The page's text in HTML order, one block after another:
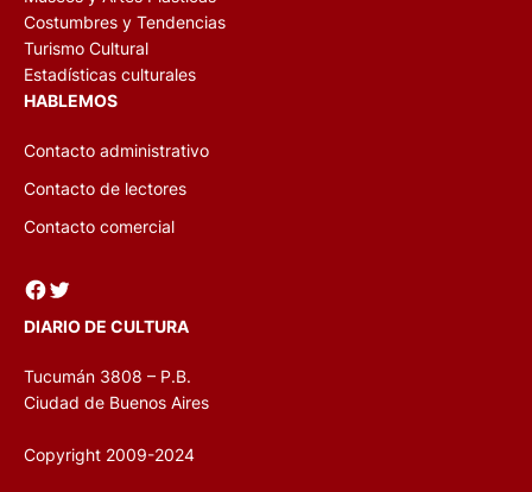
Costumbres y Tendencias
Turismo Cultural
Estadísticas culturales
HABLEMOS
Contacto administrativo
Contacto de lectores
Contacto comercial
Facebook Twitter
DIARIO DE CULTURA
Tucumán 3808 – P.B.
Ciudad de Buenos Aires
Copyright 2009-2024